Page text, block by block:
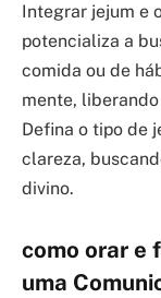
Integrar jejum e
potencializa a
comida ou de
mente,
Defina o tipo de
clareza,
divino.
como orar e
uma